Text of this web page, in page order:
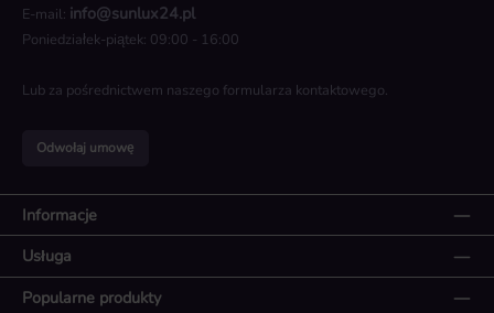
E-mail: info@sunlux24.pl
Poniedziałek-piątek: 09:00 - 16:00
Lub za pośrednictwem naszego formularza kontaktowego.
Odwołaj umowę
Informacje
Usługa
Popularne produkty